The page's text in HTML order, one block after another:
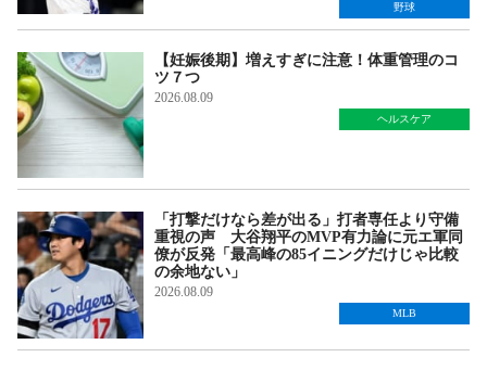
野球
【妊娠後期】増えすぎに注意！体重管理のコ
ツ７つ
2026.08.09
ヘルスケア
「打撃だけなら差が出る」打者専任より守備
重視の声 大谷翔平のMVP有力論に元エ軍同
僚が反発「最高峰の85イニングだけじゃ比較
の余地ない」
2026.08.09
MLB